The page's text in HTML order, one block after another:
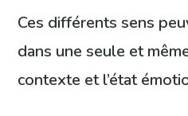
Ces différents sens
dans une seule et
contexte et l’état